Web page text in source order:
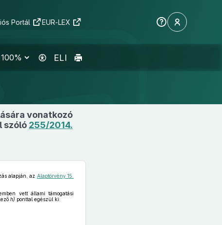
Portál EUR-LEX
ELI
vonatkozó
szóló 255/2014.
alapján, az Alaptörvény 15.
vett állami támogatási
h) ponttal egészül ki: